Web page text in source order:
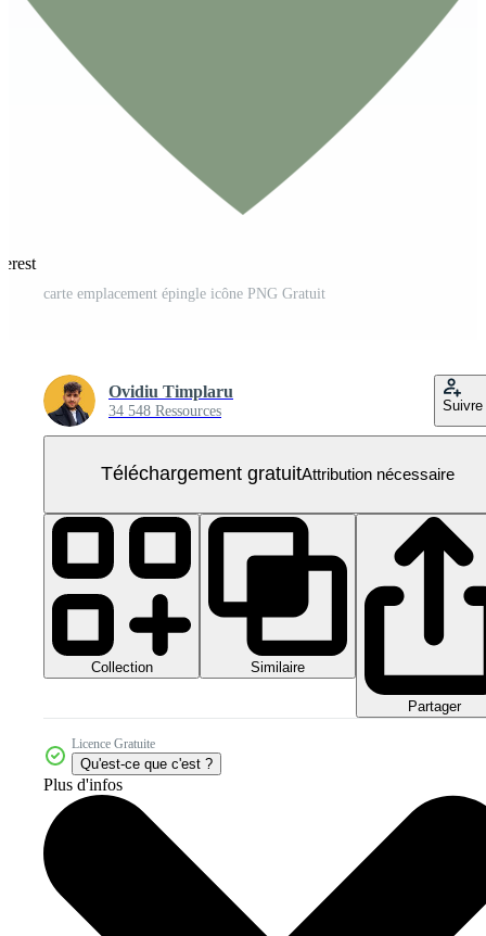
carte emplacement épingle icône PNG Gratuit
Ovidiu Timplaru
34 548 Ressources Suivre
Téléchargement gratuitAttribution nécessaire
Collection Similaire
Partager
Licence Gratuite
Qu'est-ce que c'est ?
Plus d'infos